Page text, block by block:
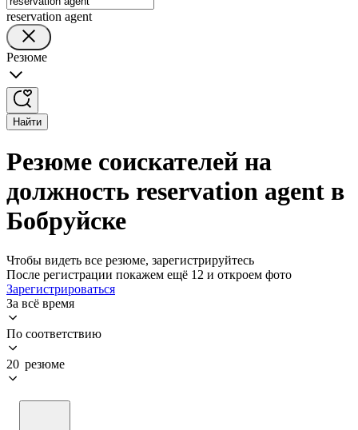
reservation agent
Резюме
Найти
Резюме соискателей на
должность reservation agent в
Бобруйске
Чтобы видеть все резюме, зарегистрируйтесь
После регистрации покажем ещё 12 и откроем фото
Зарегистрироваться
За всё время
По соответствию
20 резюме